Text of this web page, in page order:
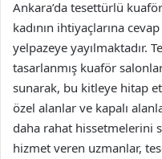
Ankara’da tesettürlü
kadının ihtiyaçlarına
yelpazeye yayılmaktadır.
tasarlanmış kuaför
sunarak, bu kitleye hitap
özel alanlar ve kapalı
daha rahat hissetmelerini
hizmet veren uzmanlar,